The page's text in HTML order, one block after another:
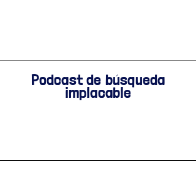
Podcast de búsqueda
implacable